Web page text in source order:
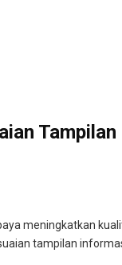
meningkatkan
tampilan